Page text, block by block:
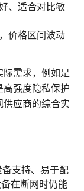
、适合对比敏
价格区间波动
需求，例如是
强度隐私保护
应商的综合实
支持、易于配
在断网时仍能